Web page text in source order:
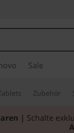
Sale
Zubehör
| Schalte